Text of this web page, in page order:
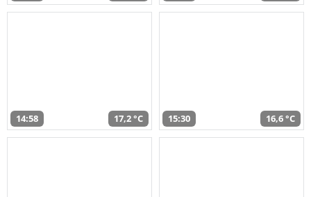
14:58 17,2 °C 15:30 16,6 °C